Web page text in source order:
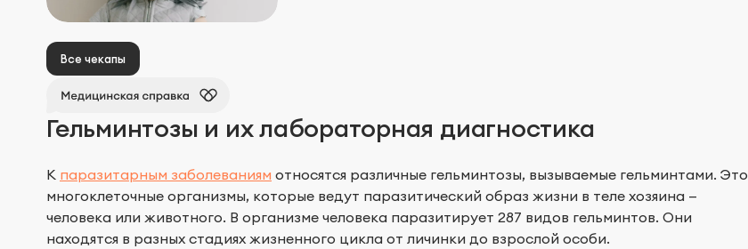
Все чекапы
Гельминтозы и их лабораторная диагностика
К паразитарным заболеваниям относятся различные гельминтозы, вызываемые гельминтами. Это
многоклеточные организмы, которые ведут паразитический образ жизни в теле хозяина —
человека или животного. В организме человека паразитирует 287 видов гельминтов. Они
находятся в разных стадиях жизненного цикла от личинки до взрослой особи.